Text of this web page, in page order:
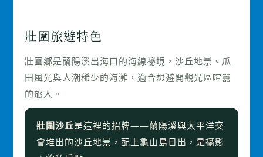
壯圍旅遊特色
壯圍鄉是蘭陽溪出海口的海線祕境，沙丘地景、瓜
田風光與人潮稀少的海灘，適合想避開觀光區喧囂
的旅人。
壯圍沙丘是這裡的招牌——蘭陽溪與太平洋交
會堆出的沙丘地景，配上龜山島日出，是攝影